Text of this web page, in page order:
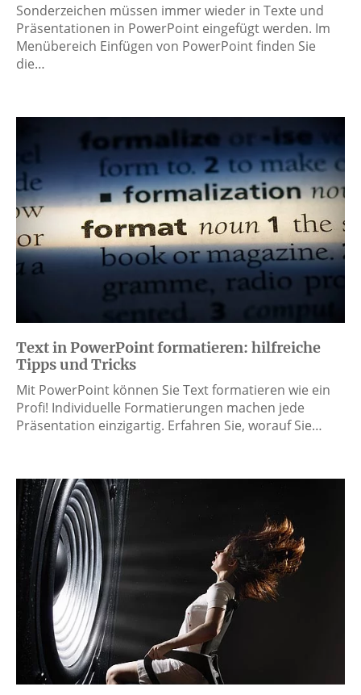
Sonderzeichen müssen immer wieder in Texte und
Präsentationen in PowerPoint eingefügt werden. Im
Menübereich Einfügen von PowerPoint finden Sie
die…
Text in PowerPoint formatieren: hilfreiche
Tipps und Tricks
Mit PowerPoint können Sie Text formatieren wie ein
Profi! Individuelle Formatierungen machen jede
Präsentation einzigartig. Erfahren Sie, worauf Sie…